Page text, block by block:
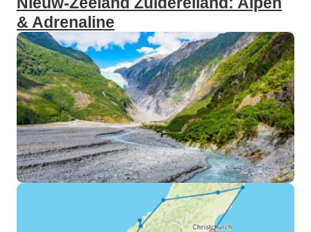
& Adrenaline